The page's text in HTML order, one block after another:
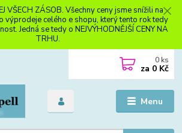
VŠECH ZÁSOB. Všechny ceny jsme snížili na
výprodeje celého e shopu, který tento rok tedy
Jedná se tedy o NEJVÝHODNĚJŠÍ CENY NA
TRHU.
Menu
0 ks
za 0 Kč